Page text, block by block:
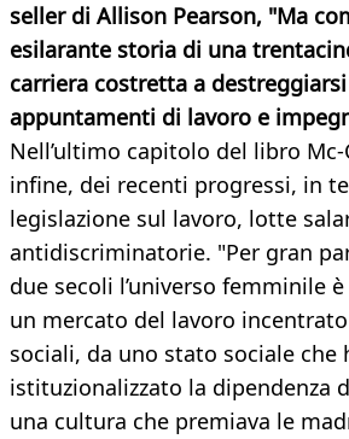
seller di Allison Pearson, "Ma
esilarante storia di una
carriera costretta a
appuntamenti di lavoro e
Nell’ultimo capitolo del libro
infine, dei recenti progressi, in
legislazione sul lavoro, lotte
antidiscriminatorie. "Per gran
due secoli l’universo femminile
un mercato del lavoro
sociali, da uno stato sociale che
istituzionalizzato la dipendenza
una cultura che premiava le